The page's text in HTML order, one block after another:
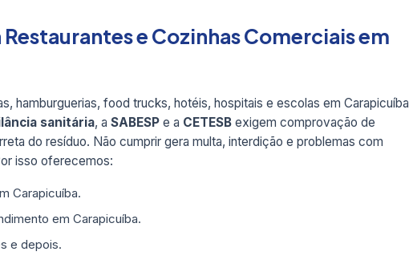
e Cozinhas Comerciais em
hamburguerias, food trucks, hotéis, hospitais e escolas em Carapicuíba
sanitária, a SABESP e a CETESB exigem comprovação de
do resíduo. Não cumprir gera multa, interdição e problemas com
isso oferecemos:
Carapicuíba.
em Carapicuíba.
e depois.